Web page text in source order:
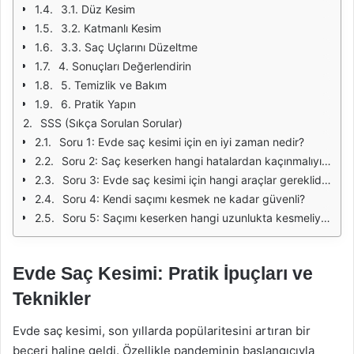
3.1. Düz Kesim
3.2. Katmanlı Kesim
3.3. Saç Uçlarını Düzeltme
4. Sonuçları Değerlendirin
5. Temizlik ve Bakım
6. Pratik Yapın
SSS (Sıkça Sorulan Sorular)
Soru 1: Evde saç kesimi için en iyi zaman nedir?
Soru 2: Saç keserken hangi hatalardan kaçınmalıyım?
Soru 3: Evde saç kesimi için hangi araçlar gereklidir?
Soru 4: Kendi saçımı kesmek ne kadar güvenli?
Soru 5: Saçımı keserken hangi uzunlukta kesmeliyim?
Evde Saç Kesimi: Pratik İpuçları ve
Teknikler
Evde saç kesimi, son yıllarda popülaritesini artıran bir
beceri haline geldi. Özellikle pandeminin başlangıcıyla